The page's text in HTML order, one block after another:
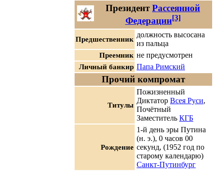
Президент Рассеянной
Федерации[3]
Предшественник
должность высосана
из пальца
Преемник не предусмотрен
Личный банкир Папа Римский
Прочий компромат
Титулы
Пожизненный
Диктатор Всея Руси,
Почётный
Заместитель КГБ
Рождение
1-й день эры Путина
(н. э.), 0 часов 00
секунд, (1952 год по
старому календарю)
Санкт-Путинбург